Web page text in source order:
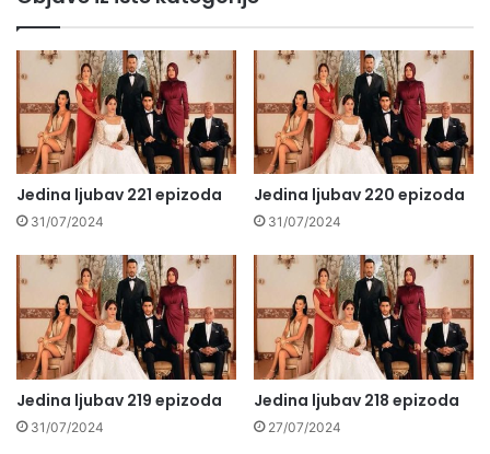
Jedina ljubav 221 epizoda
31/07/2024
Jedina ljubav 220 epizoda
31/07/2024
Jedina ljubav 219 epizoda
31/07/2024
Jedina ljubav 218 epizoda
27/07/2024